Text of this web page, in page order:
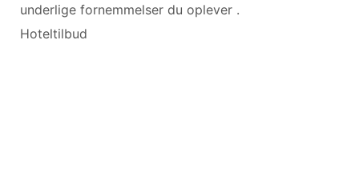
underlige fornemmelser du oplever .
Hoteltilbud